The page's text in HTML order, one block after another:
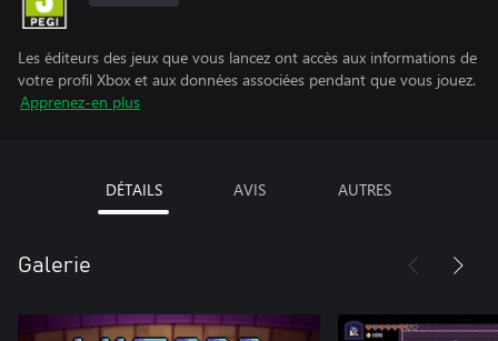
Les éditeurs des jeux que vous lancez ont accès aux informations de
votre profil Xbox et aux données associées pendant que vous jouez.
Apprenez-en plus
DÉTAILS AVIS AUTRES
Galerie